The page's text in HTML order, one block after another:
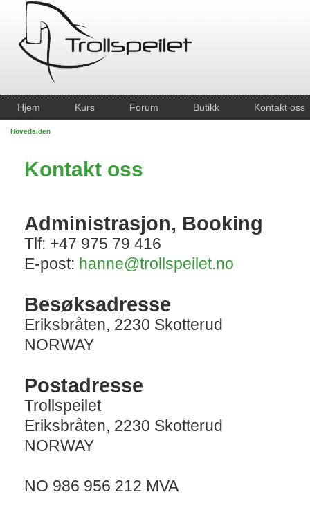
Hjem Kurs Forum Butikk Kontakt oss
Hovedsiden
Kontakt oss
Administrasjon, Booking
Tlf: +47 975 79 416
E-post: hanne@trollspeilet.no
Besøksadresse
Eriksbråten, 2230 Skotterud
NORWAY
Postadresse
Trollspeilet
Eriksbråten, 2230 Skotterud
NORWAY
NO 986 956 212 MVA